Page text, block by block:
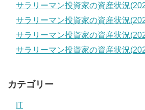
サラリーマン投資家の資産状況
サラリーマン投資家の資産状況
サラリーマン投資家の資産状況
サラリーマン投資家の資産状況
カテゴリー
IT